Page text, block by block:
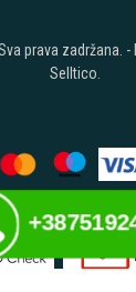
prava zadržana. -
Selltico.